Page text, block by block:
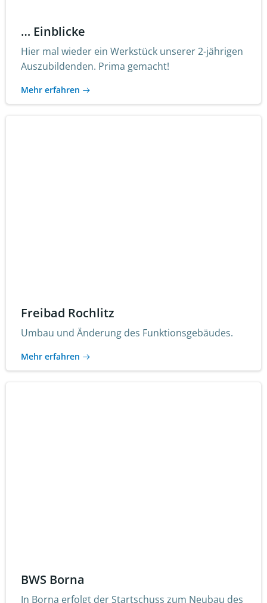
… Einblicke
Hier mal wieder ein Werkstück unserer 2-jährigen
Auszubildenden. Prima gemacht!
Mehr erfahren
Freibad Rochlitz
Umbau und Änderung des Funktionsgebäudes.
Mehr erfahren
BWS Borna
In Borna erfolgt der Startschuss zum Neubau des